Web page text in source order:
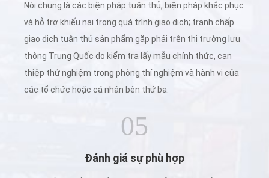
Nói chung là các biện pháp tuân thủ, biện pháp khắc phục
và hỗ trợ khiếu nại trong quá trình giao dịch; tranh chấp
giao dịch tuân thủ sản phẩm gặp phải trên thị trường lưu
thông Trung Quốc do kiểm tra lấy mẫu chính thức, can
thiệp thử nghiệm trong phòng thí nghiệm và hành vi của
các tổ chức hoặc cá nhân bên thứ ba.
05
Đánh giá sự phù hợp